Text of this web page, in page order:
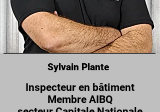
Sylvain Plante
Inspecteur en bâtiment
Membre AIBQ